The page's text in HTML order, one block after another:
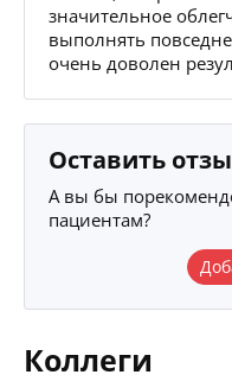
значительное
выполнять
очень доволен
Оставить
А вы бы
пациентам?
Коллеги